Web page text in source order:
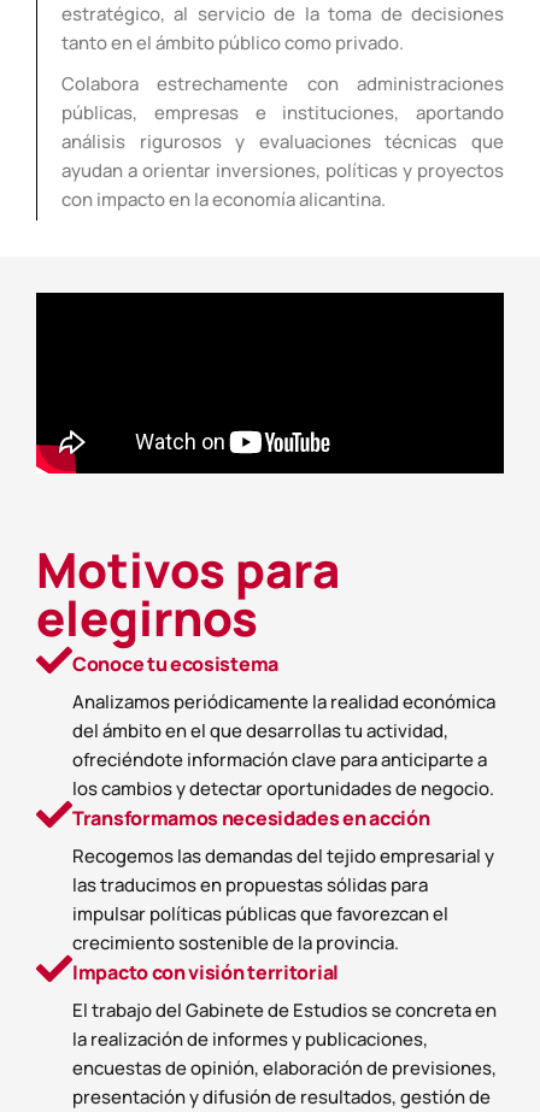
estratégico, al servicio de la toma de decisiones
tanto en el ámbito público como privado.
Colabora estrechamente con administraciones
públicas, empresas e instituciones, aportando
análisis rigurosos y evaluaciones técnicas que
ayudan a orientar inversiones, políticas y proyectos
con impacto en la economía alicantina.
Motivos para
elegirnos
Conoce tu ecosistema
Analizamos periódicamente la realidad económica
del ámbito en el que desarrollas tu actividad,
ofreciéndote información clave para anticiparte a
los cambios y detectar oportunidades de negocio.
Transformamos necesidades en acción
Recogemos las demandas del tejido empresarial y
las traducimos en propuestas sólidas para
impulsar políticas públicas que favorezcan el
crecimiento sostenible de la provincia.
Impacto con visión territorial
El trabajo del Gabinete de Estudios se concreta en
la realización de informes y publicaciones,
encuestas de opinión, elaboración de previsiones,
presentación y difusión de resultados, gestión de